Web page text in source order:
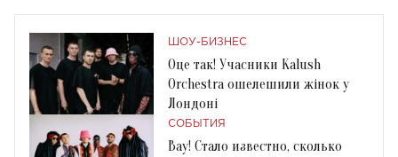
ШОУ-БИЗНЕС
Оце так! Учасники Kalush
Orchestra ошелешили жінок у
Лондоні
СОБЫТИЯ
Вау! Стало известно, сколько